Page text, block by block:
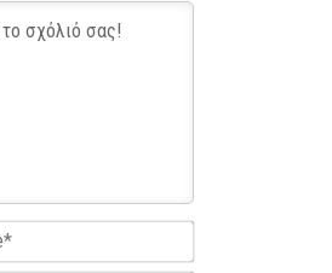
Name*